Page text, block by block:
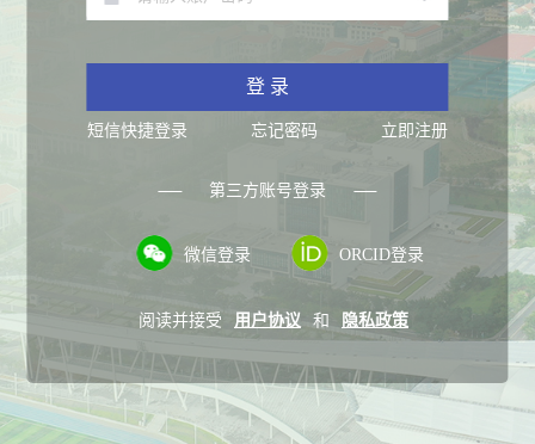
登 录
短信快捷登录 忘记密码 立即注册
第三方账号登录
微信登录 ORCID登录
阅读并接受 用户协议 和 隐私政策